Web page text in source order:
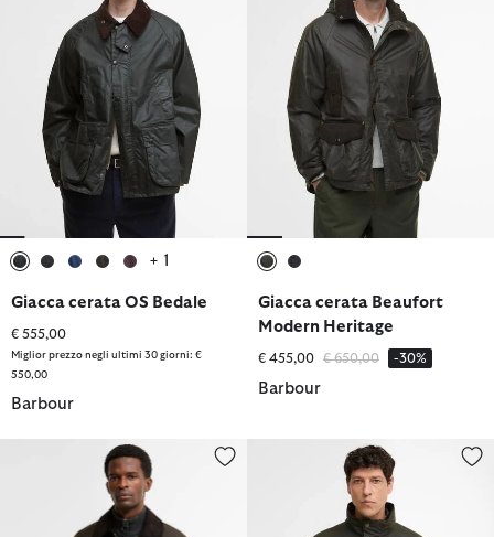
+ 1
Giacca cerata OS Bedale
€ 555,00
Miglior prezzo negli ultimi 30 giorni: €
550,00
Barbour
Giacca cerata Beaufort
Modern Heritage
€ 455,00 Prezzo ridotto da
€ 650,00a -30%
Barbour
Giacca cerata Ashby Giacca cerata Re-Engineered